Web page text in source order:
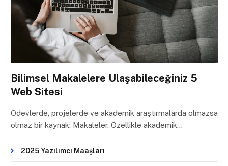
Bilimsel Makalelere Ulaşabileceğiniz 5
Web Sitesi
Ödevlerde, projelerde ve akademik araştırmalarda olmazsa
olmaz bir kaynak: Makaleler. Özellikle akademik…
2025 Yazılımcı Maaşları